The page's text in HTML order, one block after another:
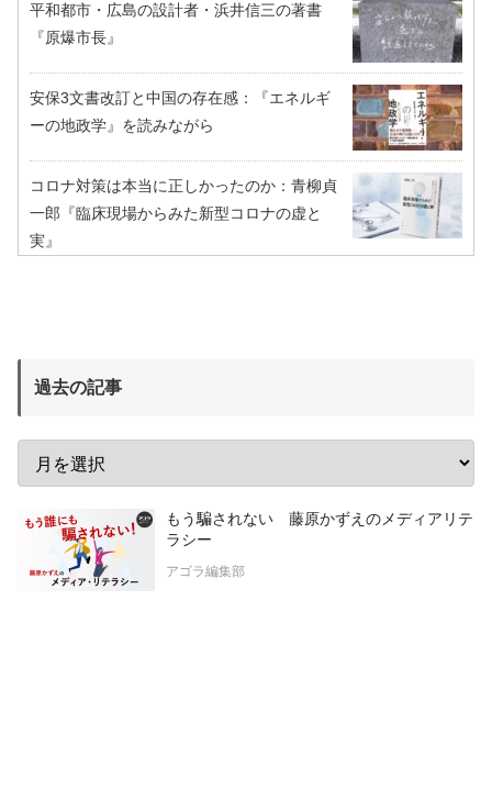
平和都市・広島の設計者・浜井信三の著書
『原爆市長』
安保3文書改訂と中国の存在感：『エネルギ
ーの地政学』を読みながら
コロナ対策は本当に正しかったのか：青柳貞
一郎『臨床現場からみた新型コロナの虚と
実』
過去の記事
もう騙されない 藤原かずえのメディアリテ
ラシー
アゴラ編集部